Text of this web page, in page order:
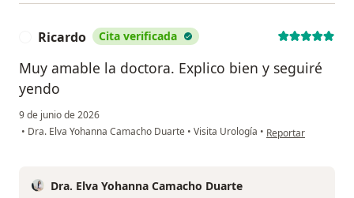
Ricardo Cita verificada
Muy amable la doctora. Explico bien y seguiré
yendo
9 de junio de 2026
• Dra. Elva Yohanna Camacho Duarte • Visita Urología • en opinión del
Reportar
Dra. Elva Yohanna Camacho Duarte